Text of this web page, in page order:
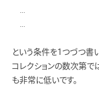
という条件を1つづつ書
コレクションの数次第で
も非常に低いです。